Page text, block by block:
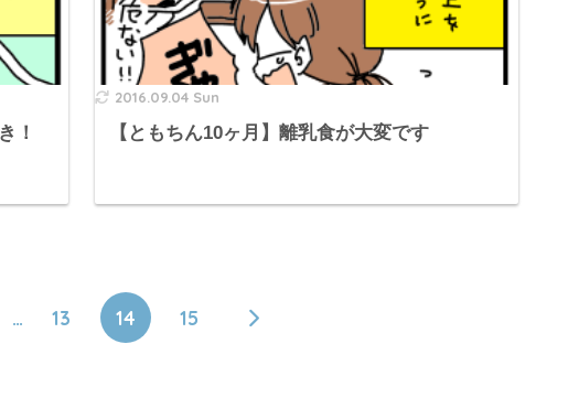
！
2016.09.04 Sun
【ともちん10ヶ月】離乳食が大変です
… 13 14 15